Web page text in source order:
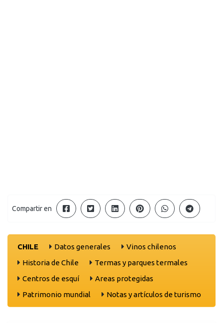
Compartir en
CHILE Datos generales
Vinos chilenos
Historia de Chile
Termas y parques termales
Centros de esquí
Areas protegidas
Patrimonio mundial
Notas y artículos de turismo